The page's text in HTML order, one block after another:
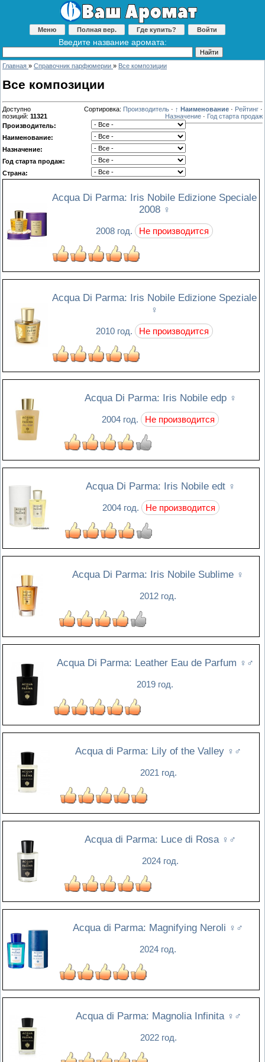
Меню Полная вер. Где купить? Войти
Введите название аромата:
Главная » Справочник парфюмерии » Все композиции
Все композиции
Доступно
позиций: 11321
Сортировка: Производитель · ↑ Наименование · Рейтинг ·
Назначение · Год старта продаж
Производитель:
Наименование:
Назначение:
Год старта продаж:
Страна:
Acqua Di Parma: Iris Nobile Edizione Speciale
2008 ♀
2008 год. Не производится
Acqua Di Parma: Iris Nobile Edizione Speziale
♀
2010 год. Не производится
Acqua Di Parma: Iris Nobile edp ♀
2004 год. Не производится
Acqua Di Parma: Iris Nobile edt ♀
2004 год. Не производится
Acqua Di Parma: Iris Nobile Sublime ♀
2012 год.
Acqua Di Parma: Leather Eau de Parfum ♀♂
2019 год.
Acqua di Parma: Lily of the Valley ♀♂
2021 год.
Acqua di Parma: Luce di Rosa ♀♂
2024 год.
Acqua di Parma: Magnifying Neroli ♀♂
2024 год.
Acqua di Parma: Magnolia Infinita ♀♂
2022 год.